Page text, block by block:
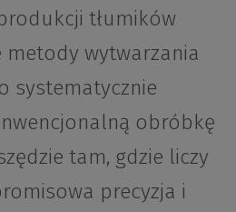
tłumików
metody wytwarzania
systematycznie
obróbkę
tam, gdzie liczy
precyzja i